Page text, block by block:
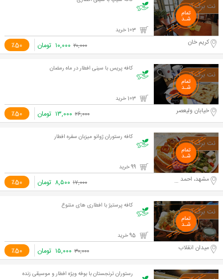
٪50 کریم خان ۲۰,۰۰۰ ۱۰,۰۰۰ تومان
کافه پریس با سینی افطار در ماه رمضان
٪50 خیابان ولیعصر ۲۶,۰۰۰ ۱۳,۰۰۰ تومان
کافه رستوران ژوانو میزبان سفره افطار
٪50 مشهد، احمد آباد ۱۷,۰۰۰ ۸,۵۰۰ تومان
کافه پرستیژ با افطاری های متنوع
٪50 میدان انقلاب ۳۰,۰۰۰ ۱۵,۰۰۰ تومان
رستوران ترنجستان با بوفه ویژه افطار و موسیقی زنده